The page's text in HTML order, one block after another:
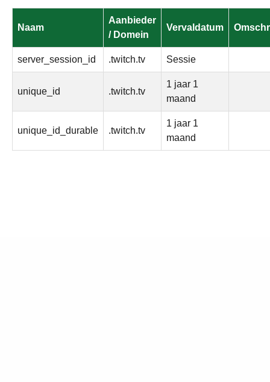
Naam
Aanbieder
/ Domein
Vervaldatum
server_session_id .twitch.tv Sessie
unique_id .twitch.tv
1 jaar 1
maand
unique_id_durable .twitch.tv
1 jaar 1
maand